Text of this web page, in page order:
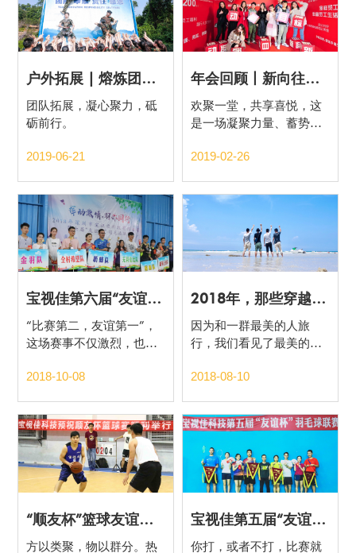
伴。
户外拓展 | 熔炼团队，砥砺前行
团队拓展，凝心聚力，砥
砺前行。
2019-06-21
年会回顾丨新向往新高度，精彩一路绽放
欢聚一堂，共享喜悦，这
是一场凝聚力量、蓄势待
回顾的盛会。告别年会，
憬，昂首阔步，去书写一
2019-02-26
宝视佳第六届“友谊杯”羽毛球联赛，精彩skr！
“比赛第二，友谊第一”，
这场赛事不仅激烈，也是
场”，只求玩得尽兴，玩得
的；生活，我们是认真
的；羽毛球赛，我们更是
认真的。
2018-10-08
2018年，那些穿越九省的时光印记
因为和一群最美的人旅
行，我们看见了最美的风
忆。旅行，荡涤我们工
也让我们收获能量，然后
充满希望，为未来去闯
荡。
2018-08-10
“顺友杯”篮球友谊赛顺利举办 | 青山常在，跨境电商友谊常驻！
方以类聚，物以群分。热
宝视佳第五届“友谊杯”羽毛球联赛，抓住夏天的激情
你打，或者不打，比赛就